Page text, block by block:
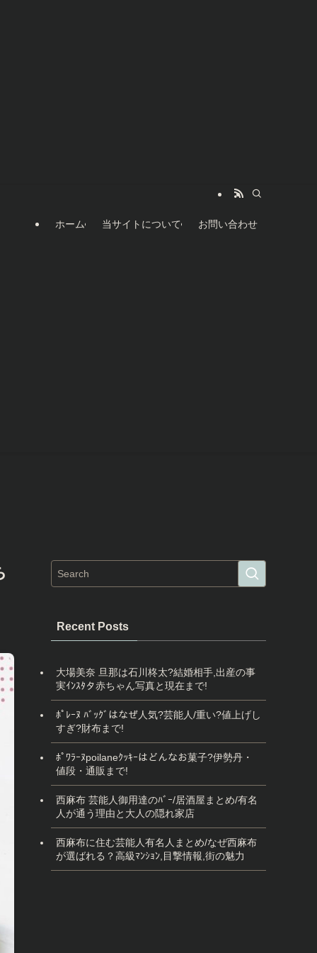
ホーム 当サイトについて お問い合わせ
Recent Posts
大場美奈 旦那は石川柊太?結婚相手,出産の事
実ｲﾝｽﾀタ赤ちゃん写真と現在まで!
ﾎﾟﾚｰﾇ ﾊﾞｯｸﾞはなぜ人気?芸能人/重い?値上げし
すぎ?財布まで!
ﾎﾟﾜﾗｰﾇpoilaneｸｯｷｰはどんなお菓子?伊勢丹・
値段・通販まで!
西麻布 芸能人御用達のﾊﾞｰ/居酒屋まとめ/有名
人が通う理由と大人の隠れ家店
西麻布に住む芸能人有名人まとめ/なぜ西麻布
が選ばれる？高級ﾏﾝｼｮﾝ,目撃情報,街の魅力